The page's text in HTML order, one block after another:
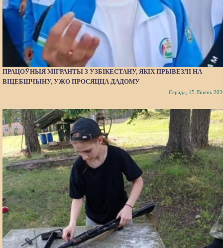
ПРАЦОЎНЫЯ МІГРАНТЫ З УЗБІКЕСТАНУ, ЯКІХ ПРЫВЕЗЛІ НА
ВІЦЕБШЧЫНУ, УЖО ПРОСЯЦЦА ДАДОМУ
Серада, 15 Ліпень